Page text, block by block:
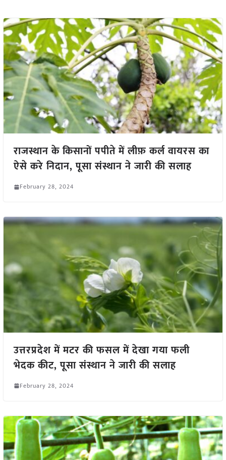
राजस्थान के किसानों पपीते में लीफ़ कर्ल वायरस का
ऐसे करे निदान, पूसा संस्थान ने जारी की सलाह
February 28, 2024
उत्तरप्रदेश में मटर की फसल में देखा गया फली
भेदक कीट, पूसा संस्थान ने जारी की सलाह
February 28, 2024